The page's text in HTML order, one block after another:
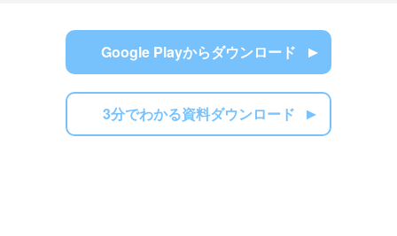
Google Playからダウンロード
3分でわかる資料ダウンロード